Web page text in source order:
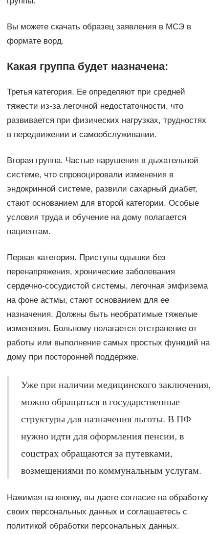
Вы можете скачать образец заявления в МСЭ в
формате ворд.
Какая группа будет назначена:
Третья категория. Ее определяют при средней
тяжести из-за легочной недостаточности, что
развивается при физических нагрузках, трудностях
в передвижении и самообслуживании.
Вторая группа. Частые нарушения в дыхательной
системе, что спровоцировали изменения в
эндокринной системе, развили сахарный диабет,
стают основанием для второй категории. Особые
условия труда и обучение на дому полагается
пациентам.
Первая категория. Приступы одышки без
перенапряжения, хронические заболевания
сердечно-сосудистой системы, легочная эмфизема
на фоне астмы, стают основанием для ее
назначения. Должны быть необратимые тяжелые
изменения. Больному полагается отстранение от
работы или выполнение самых простых функций на
дому при посторонней поддержке.
Уже при наличии медицинского заключения,
можно обращаться в государственные
структуры для назначения льготы. В ПФ
нужно идти для оформления пенсии, в
соцстрах обращаются за путевками,
возмещениями по коммунальным услугам.
Нажимая на кнопку, вы даете согласие на обработку
своих персональных данных и соглашаетесь с
политикой обработки персональных данных.